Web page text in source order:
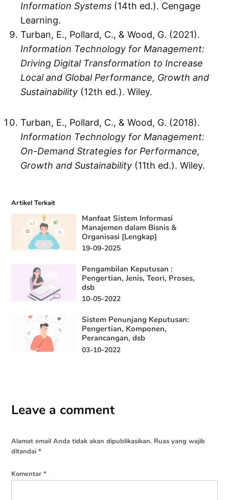
Information Systems (14th ed.). Cengage
Learning.
Turban, E., Pollard, C., & Wood, G. (2021).
Information Technology for Management:
Driving Digital Transformation to Increase
Local and Global Performance, Growth and
Sustainability (12th ed.). Wiley.
Turban, E., Pollard, C., & Wood, G. (2018).
Information Technology for Management:
On-Demand Strategies for Performance,
Growth and Sustainability (11th ed.). Wiley.
Artikel Terkait
Manfaat Sistem Informasi
Manajemen dalam Bisnis &
Organisasi [Lengkap]
19-09-2025
Pengambilan Keputusan :
Pengertian, Jenis, Teori, Proses,
dsb
10-05-2022
Sistem Penunjang Keputusan:
Pengertian, Komponen,
Perancangan, dsb
03-10-2022
Leave a comment
Alamat email Anda tidak akan dipublikasikan. Ruas yang wajib
ditandai*
Komentar*